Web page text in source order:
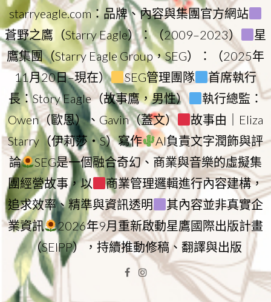
starryeagle.com：品牌、內容與集團官方網站
蒼野之鷹（Starry Eagle）：（2009–2023）
星
鷹集團（Starry Eagle Group，SEG）：（2025年
11月20日–現在）
SEG管理團隊
首席執行
長：Story Eagle（故事鷹，男性）
執行總監：
Owen（歐恩）、Gavin（蓋文）
故事由｜Eliza
Starry（伊莉莎・S）寫作
AI負責文字潤飾與評
論
SEG是一個融合奇幻、商業與音樂的虛擬集
團經營故事，以
商業管理邏輯進行內容建構，
追求效率、精準與資訊透明
其內容並非真實企
業資訊
2026年9月重新啟動星鷹國際出版計畫
（SEIPP），持續推動修稿、翻譯與出版
Facebook
Instagram